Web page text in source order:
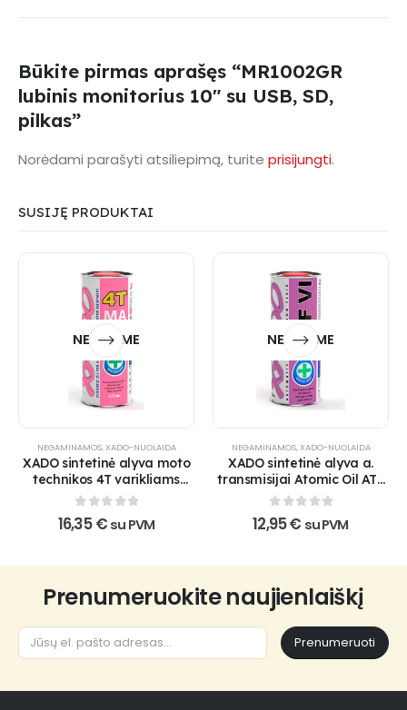
Būkite pirmas aprašęs “MR1002GR
lubinis monitorius 10″ su USB, SD,
pilkas”
Norėdami parašyti atsiliepimą, turite prisijungti.
SUSIJĘ PRODUKTAI
NETURIME
NEGAMINAMOS,XADO-NUOLAIDA
XADO sintetinė alyva moto
technikos 4T varikliams
Atomic Oil 10W-60 4T MA
0out of 5
16,35€ su PVM
NETURIME
NEGAMINAMOS,XADO-NUOLAIDA
XADO sintetinė alyva a.
transmisijai Atomic Oil ATF
VI
0out of 5
12,95€ su PVM
Prenumeruokite naujienlaiškį
Prenumeruoti